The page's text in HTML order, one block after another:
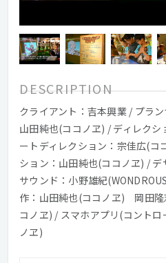
DESCRIPTION
クライアント：吉本興業 / プラ
山田純也(ココノヱ) / ディレク
ートディレクション：宗佳広(コ
ション：山田純也(ココノヱ) /
サウンド：小野雄紀
作：山田純也(ココノヱ) 岡田
コノヱ) / スマホアプリ(コント
ノヱ)